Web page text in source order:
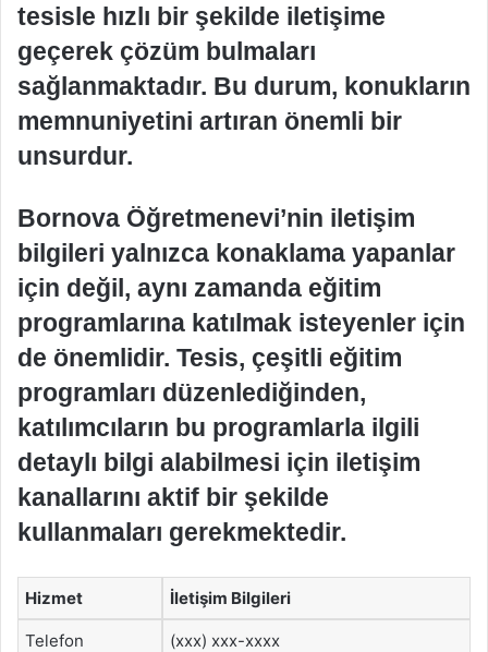
tesisle hızlı bir şekilde iletişime
geçerek çözüm bulmaları
sağlanmaktadır. Bu durum, konukların
memnuniyetini artıran önemli bir
unsurdur.
Bornova Öğretmenevi’nin iletişim
bilgileri yalnızca konaklama yapanlar
için değil, aynı zamanda eğitim
programlarına katılmak isteyenler için
de önemlidir. Tesis, çeşitli eğitim
programları düzenlediğinden,
katılımcıların bu programlarla ilgili
detaylı bilgi alabilmesi için iletişim
kanallarını aktif bir şekilde
kullanmaları gerekmektedir.
Hizmet İletişim Bilgileri
Telefon (xxx) xxx-xxxx